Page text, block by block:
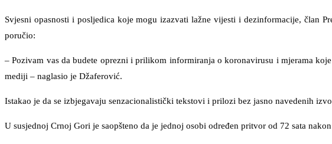
Svjesni opasnosti i posljedica koje mogu izazvati lažne vijesti i dezinformacije, član
poručio:
– Pozivam vas da budete oprezni i prilikom informiranja o koronavirusu i mjerama
mediji – naglasio je Džaferović.
Istakao je da se izbjegavaju senzacionalistički tekstovi i prilozi bez jasno navedenih
U susjednoj Crnoj Gori je saopšteno da je jednoj osobi određen pritvor od 72 sata